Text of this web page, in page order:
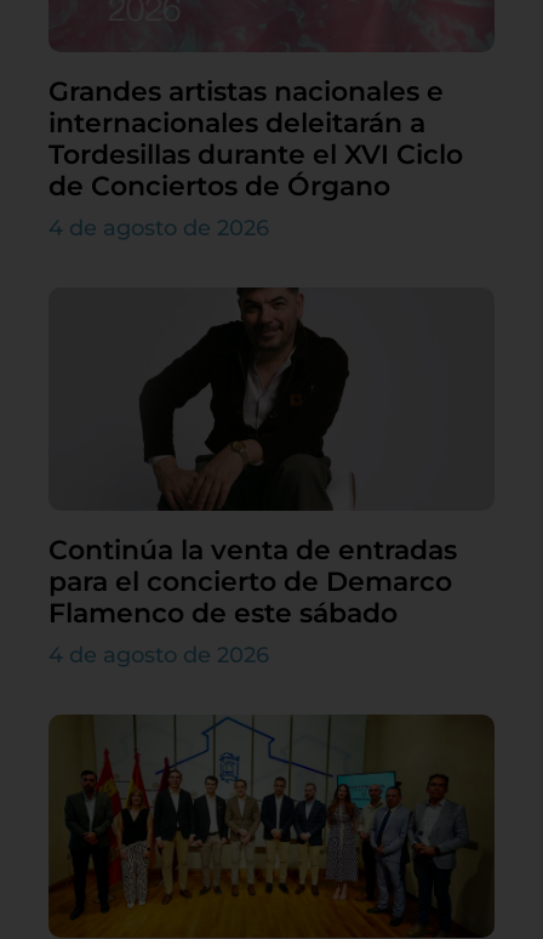
Grandes artistas nacionales e
internacionales deleitarán a
Tordesillas durante el XVI Ciclo
de Conciertos de Órgano
4 de agosto de 2026
Continúa la venta de entradas
para el concierto de Demarco
Flamenco de este sábado
4 de agosto de 2026